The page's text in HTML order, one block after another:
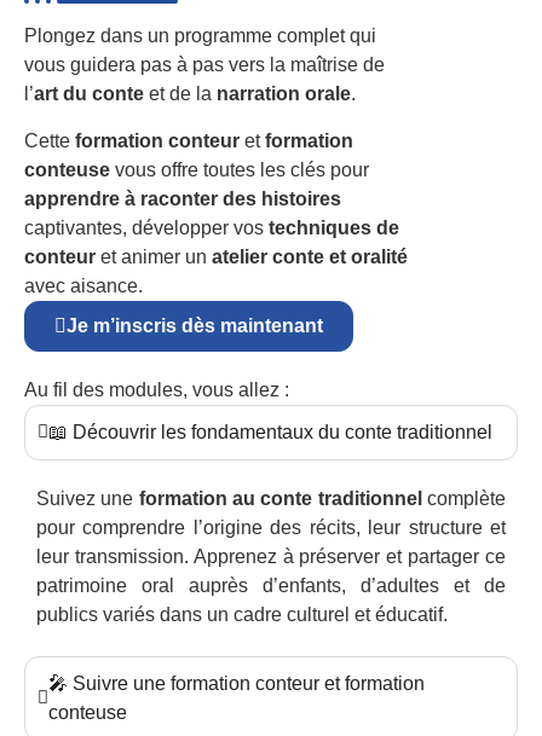
Plongez dans un programme complet qui
vous guidera pas à pas vers la maîtrise de
l’art du conte et de la narration orale.
Cette formation conteur etformation
conteuse vous offre toutes les clés pour
apprendre à raconter des histoires
captivantes, développer vos techniques de
conteur et animer un atelier conte et oralité
avec aisance.
Je m’inscris dès maintenant
Au fil des modules, vous allez :
📖 Découvrir les fondamentaux du conte traditionnel
Suivez une formation au conte traditionnel complète
pour comprendre l’origine des récits, leur structure et
leur transmission. Apprenez à préserver et partager ce
patrimoine oral auprès d’enfants, d’adultes et de
publics variés dans un cadre culturel et éducatif.
🎤 Suivre une formation conteur et formation
conteuse